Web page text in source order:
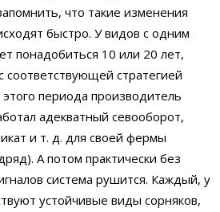
что такие изменения
быстро. У видов с одним
понадобиться 10 или 20 лет,
соответствующей стратегией
периода производитель
адекватный севооборот,
и т. д. для своей фермы
А потом практически без
система рушится. Каждый, у
устойчивые виды сорняков,